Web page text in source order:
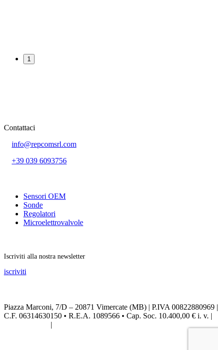
1
Contattaci
info@repcomsrl.com
+39 039 6093756
Sensori OEM
Sonde
Regolatori
Microelettrovalvole
Iscriviti alla nostra newsletter
iscriviti
Piazza Marconi, 7/D – 20871 Vimercate (MB) | P.IVA 00822880969 |
C.F. 06314630150 • R.E.A. 1089566 • Cap. Soc. 10.400,00 € i. v. |